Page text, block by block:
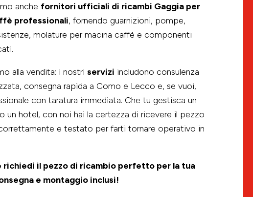
anche fornitori ufficiali di ricambi Gaggia per
professionali, fornendo guarnizioni, pompe,
molature per macina caffè e componenti
alla vendita: i nostri servizi includono consulenza
consegna rapida a Como e Lecco e, se vuoi,
con taratura immediata. Che tu gestisca un
un hotel, con noi hai la certezza di ricevere il pezzo
e testato per farti tornare operativo in
richiedi il pezzo di ricambio perfetto per la tua
e montaggio inclusi!